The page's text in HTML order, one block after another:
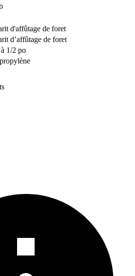
d'affûtage de foret
d’affûtage de foret
1/2 po